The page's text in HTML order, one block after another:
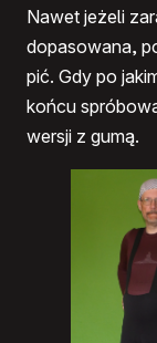
Nawet jeżeli
dopasowana,
pić. Gdy po
końcu
wersji z gumą.